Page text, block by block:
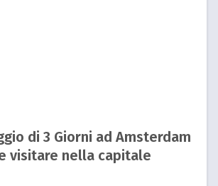
di 3 Giorni ad Amsterdam
visitare nella capitale